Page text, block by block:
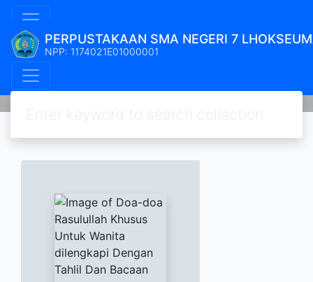
PERPUSTAKAAN SMA NEGERI 7
NPP: 1174021E01000001